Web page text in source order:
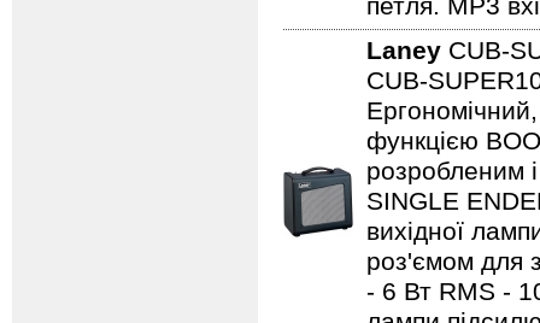
петля. MP3
Laney CUB-
CUB-
функцією
розробленим
SINGLE
вихідної
роз'ємом для
- 6 Вт RMS -